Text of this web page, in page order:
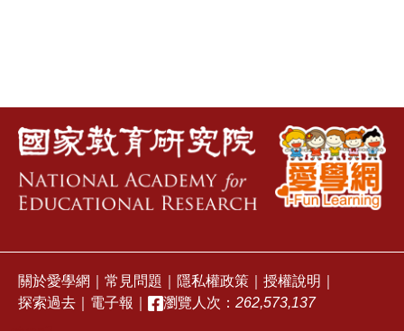
關於愛學網 常見問題 隱私權政策 授權說明
探索過去
電子報 瀏覽人次： 262,573,137